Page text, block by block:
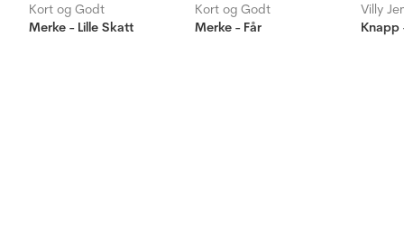
Kort og Godt
Merke - Lille Skatt
Kort og Godt
Merke - Får
Villy
Knapp